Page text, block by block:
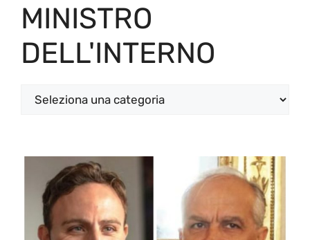
MINISTRO
DELL'INTERNO
Categorie